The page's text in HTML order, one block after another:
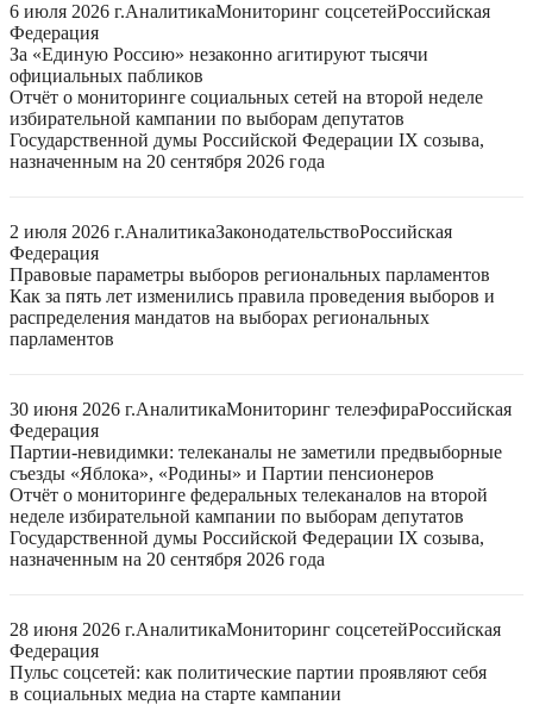
6 июля 2026 г.АналитикаМониторинг соцсетейРоссийская
Федерация
За «Единую Россию» незаконно агитируют тысячи
официальных пабликов
Отчёт о мониторинге социальных сетей на второй неделе
избирательной кампании по выборам депутатов
Государственной думы Российской Федерации IX созыва,
назначенным на 20 сентября 2026 года
2 июля 2026 г.АналитикаЗаконодательствоРоссийская
Федерация
Правовые параметры выборов региональных парламентов
Как за пять лет изменились правила проведения выборов и
распределения мандатов на выборах региональных
парламентов
30 июня 2026 г.АналитикаМониторинг телеэфираРоссийская
Федерация
Партии-невидимки: телеканалы не заметили предвыборные
съезды «Яблока», «Родины» и Партии пенсионеров
Отчёт о мониторинге федеральных телеканалов на второй
неделе избирательной кампании по выборам депутатов
Государственной думы Российской Федерации IX созыва,
назначенным на 20 сентября 2026 года
28 июня 2026 г.АналитикаМониторинг соцсетейРоссийская
Федерация
Пульс соцсетей: как политические партии проявляют себя
в социальных медиа на старте кампании